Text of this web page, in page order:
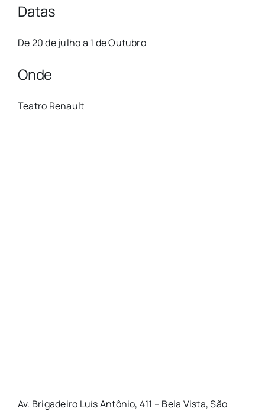
Datas
De 20 de julho a 1 de Outubro
Onde
Teatro Renault
Av. Brigadeiro Luís Antônio, 411 – Bela Vista, São